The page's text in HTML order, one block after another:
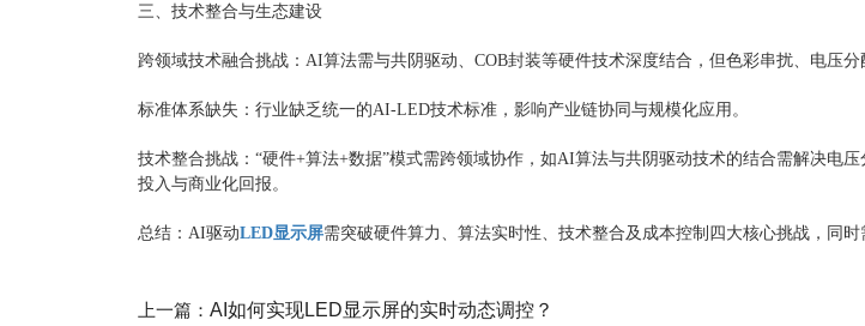
三、技术整合与生态建设
跨领域技术融合挑战‌：AI算法需与共阴驱动、COB封装等硬件技术深度结合，但色彩串扰、电压分
标准体系缺失‌：行业缺乏统一的AI-LED技术标准，影响产业链协同与规模化应用‌。
技术整合挑战： “硬件+算法+数据”模式需跨领域协作，如AI算法与共阴驱动技术的结合需解决电
投入与商业化回报‌。
‌总结‌：AI驱动LED显示屏需突破硬件算力、算法实时性、技术整合及成本控制四大核心挑战，同时
上一篇： AI如何实现LED显示屏的实时动态调控？